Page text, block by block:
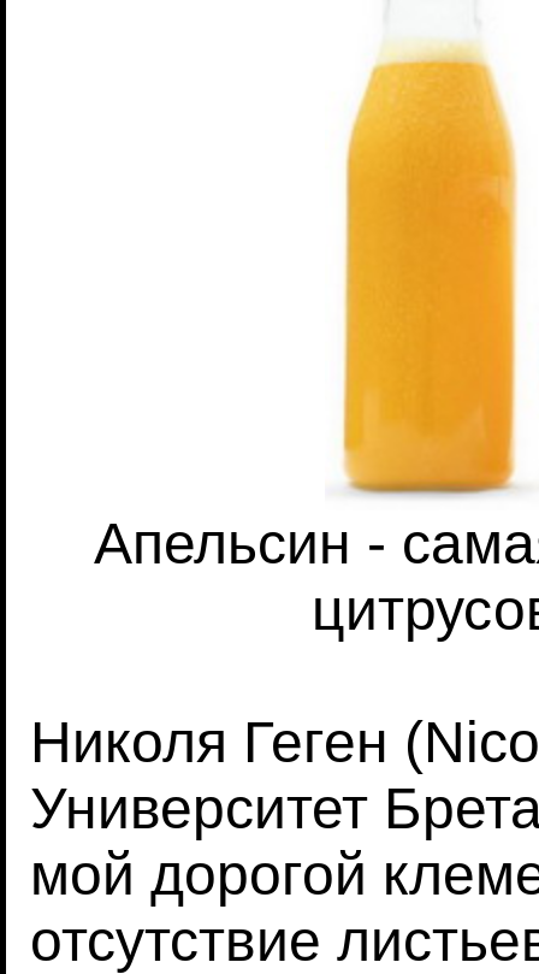
Апельсин -
Николя Геген
Университет
мой дорогой
отсутствие